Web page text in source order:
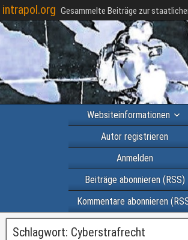
intrapol.org Gesammelte Beiträge zur
Websiteinformationen
Autor registrieren
Anmelden
Beiträge abonnieren (RSS)
Kommentare abonnieren
Schlagwort: Cyberstrafrecht